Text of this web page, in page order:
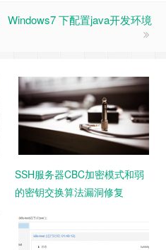
Windows7 下配置java开发环境
SSH服务器CBC加密模式和弱
的密钥交换算法漏洞修复